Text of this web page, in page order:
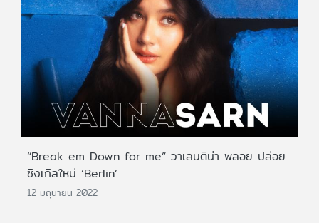
“Break em Down for me” วาเลนติน่า พลอย ปล่อย
ซิงเกิลใหม่ ‘Berlin’
12 มิถุนายน 2022